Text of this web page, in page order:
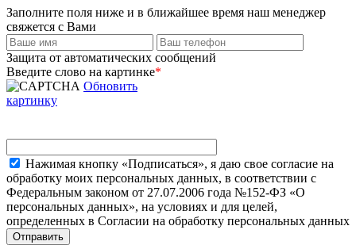
Заполните поля ниже и в ближайшее время наш менеджер
свяжется с Вами
Защита от автоматических сообщений
Введите слово на картинке*
Обновить
картинку
Нажимая кнопку «Подписаться», я даю свое согласие на
обработку моих персональных данных, в соответствии с
Федеральным законом от 27.07.2006 года №152-ФЗ «О
персональных данных», на условиях и для целей,
определенных в Согласии на обработку персональных данных